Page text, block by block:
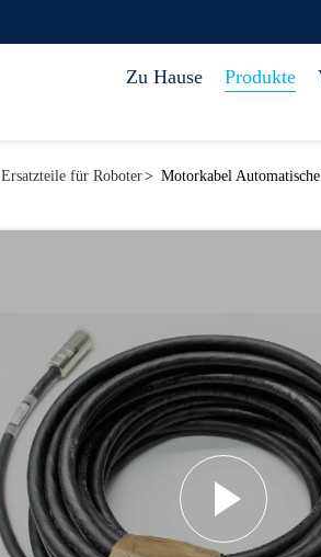
Zu Hause Produkte
Ersatzteile für Roboter> Motorkabel